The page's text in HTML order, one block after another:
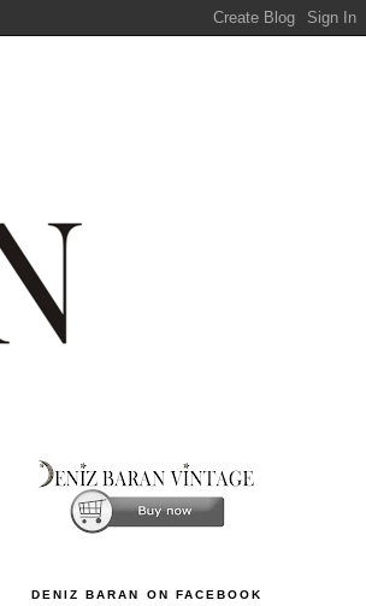
DENIZ BARAN ON FACEBOOK